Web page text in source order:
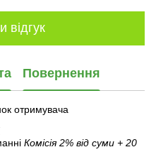
відгук
Повернення
отримувача
Комісія 2% від суми + 20